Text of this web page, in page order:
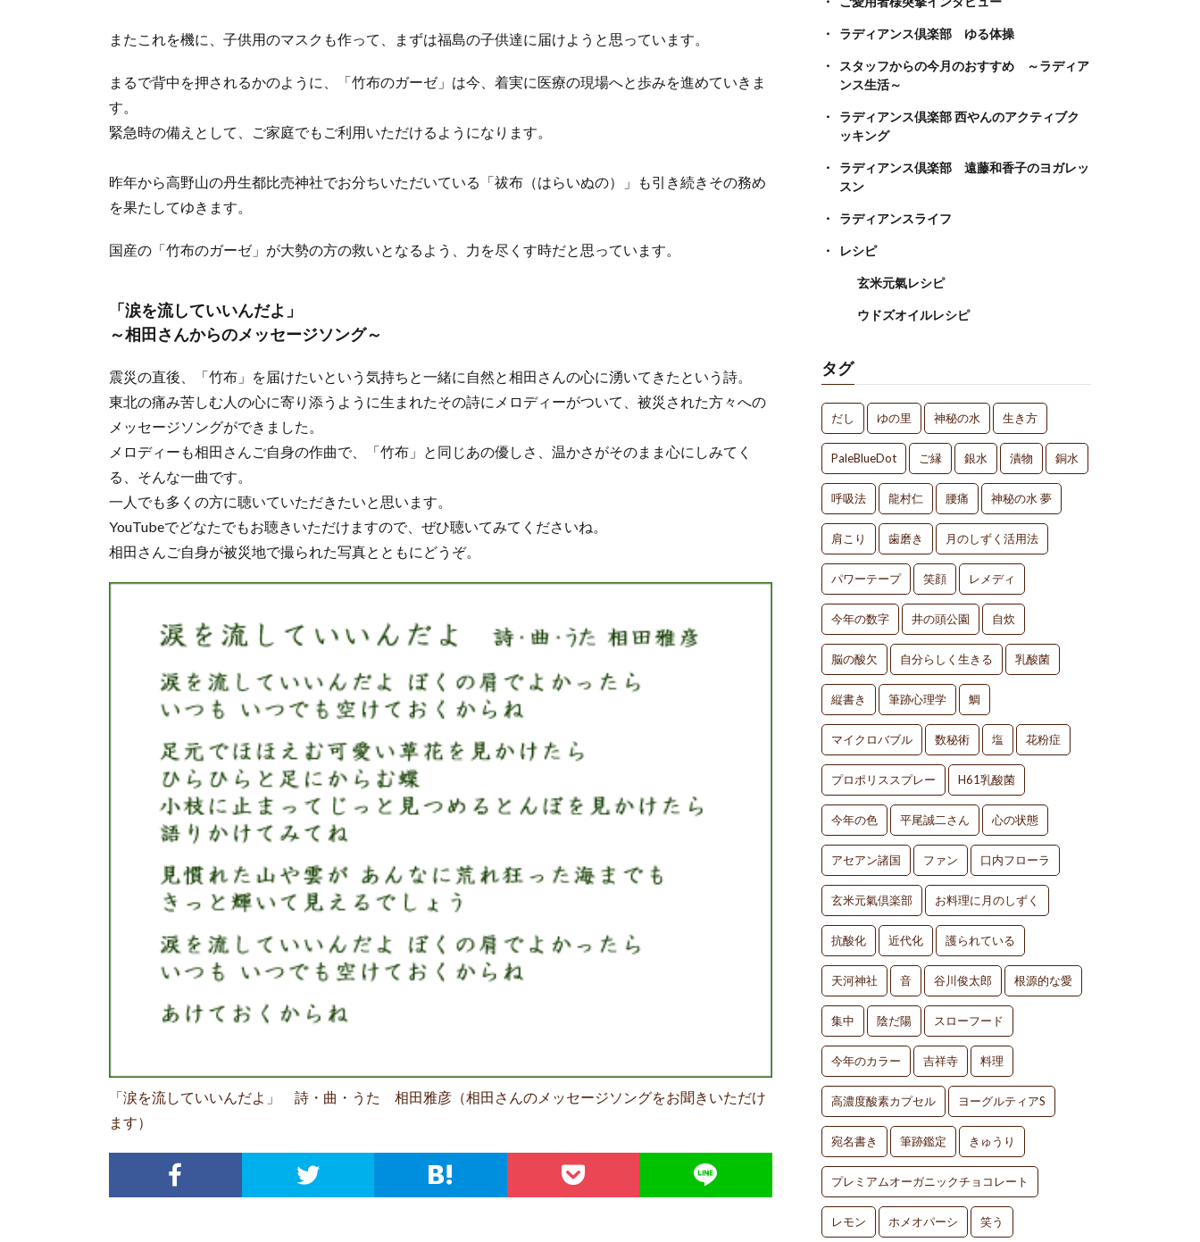
またこれを機に、子供用のマスクも作って、まずは福島の子供達に届けようと思っています。
まるで背中を押されるかのように、「竹布のガーゼ」は今、着実に医療の現場へと歩みを進めていきま
す。
緊急時の備えとして、ご家庭でもご利用いただけるようになります。
昨年から高野山の丹生都比売神社でお分ちいただいている「祓布（はらいぬの）」も引き続きその務め
を果たしてゆきます。
国産の「竹布のガーゼ」が大勢の方の救いとなるよう、力を尽くす時だと思っています。
「涙を流していいんだよ」
～相田さんからのメッセージソング～
震災の直後、「竹布」を届けたいという気持ちと一緒に自然と相田さんの心に湧いてきたという詩。
東北の痛み苦しむ人の心に寄り添うように生まれたその詩にメロディーがついて、被災された方々への
メッセージソングができました。
メロディーも相田さんご自身の作曲で、「竹布」と同じあの優しさ、温かさがそのまま心にしみてく
る、そんな一曲です。
一人でも多くの方に聴いていただきたいと思います。
YouTubeでどなたでもお聴きいただけますので、ぜひ聴いてみてくださいね。
相田さんご自身が被災地で撮られた写真とともにどうぞ。
「涙を流していいんだよ」 詩・曲・うた 相田雅彦（相田さんのメッセージソングをお聞きいただけ
ます）
ラディアンス倶楽部 ゆる体操
スタッフからの今月のおすすめ ～ラディア
ンス生活～
ラディアンス倶楽部 西やんのアクティブク
ッキング
ラディアンス倶楽部 遠藤和香子のヨガレッ
スン
ラディアンスライフ
レシピ
玄米元氣レシピ
ウドズオイルレシピ
タグ
だし ゆの里 神秘の水 生き方
PaleBlueDot ご縁 銀水 漬物 銅水
呼吸法 龍村仁 腰痛 神秘の水 夢
肩こり 歯磨き 月のしずく活用法
パワーテープ 笑顔 レメディ
今年の数字 井の頭公園 自炊
脳の酸欠 自分らしく生きる 乳酸菌
縦書き 筆跡心理学 鯛
マイクロバブル 数秘術 塩 花粉症
プロポリススプレー H61乳酸菌
今年の色 平尾誠二さん 心の状態
アセアン諸国 ファン 口内フローラ
玄米元氣倶楽部 お料理に月のしずく
抗酸化 近代化 護られている
天河神社 音 谷川俊太郎 根源的な愛
集中 陰だ陽 スローフード
今年のカラー 吉祥寺 料理
高濃度酸素カプセル ヨーグルティアS
宛名書き 筆跡鑑定 きゅうり
プレミアムオーガニックチョコレート
レモン ホメオパーシ 笑う